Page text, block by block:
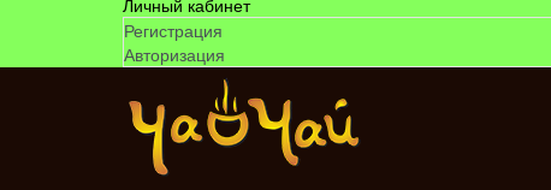
Личный кабинет
Регистрация
Авторизация